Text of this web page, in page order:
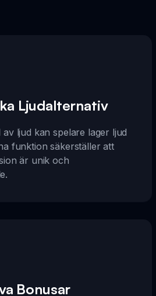
Ljudalternativ
ljud kan spelare lager ljud
funktion säkerställer att
är unik och
Bonusar